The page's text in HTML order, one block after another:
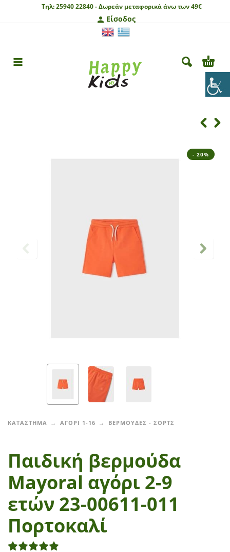
Τηλ:25940 22840 -Δωρεάν μεταφορικά άνω των 49€
Είσοδος
- 20%
ΚΑΤΑΣΤΗΜΑ ΑΓΟΡΙ 1-16 ΒΕΡΜΟΥΔΕΣ - ΣΟΡΤΣ
Παιδική βερμούδα
Mayoral αγόρι 2-9
ετών 23-00611-011
Πορτοκαλί
1